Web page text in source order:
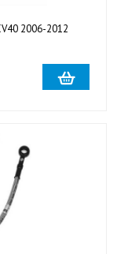
2006-2012